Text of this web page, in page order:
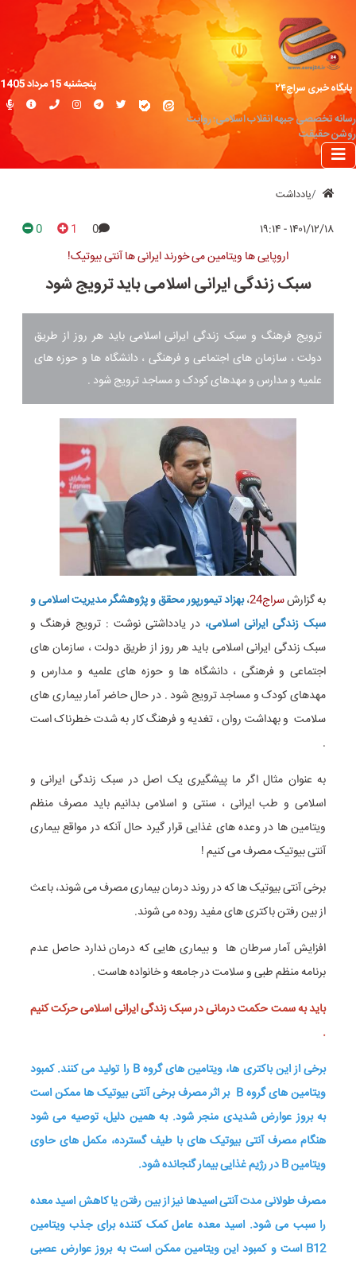
پایگاه خبری سراج۲۴
رسانه تخصصی جبهه انقلاب اسلامی؛ روایت
روشن حقیقت
پنجشنبه 15 مرداد 1405
یادداشت
۱۴۰۱/۱۲/۱۸ - ۱۹:۱۴ 0
1
0
اروپایی ها ویتامین می خورند ایرانی ها آنتی بیوتیک!
سبک زندگی ایرانی اسلامی باید ترویج شود
ترویج فرهنگ و سبک زندگی ایرانی اسلامی باید هر روز از طریق
دولت ، سازمان های اجتماعی و فرهنگی ، دانشگاه ها و حوزه های
علمیه و مدارس و مهدهای کودک و مساجد ترویج شود .
به گزارشسراج24 ،بهزاد تیمورپور محقق و پژوهشگر مدیریت اسلامی و
سبک زندگی ایرانی اسلامی، در یادداشتی نوشت : ترویج فرهنگ و
سبک زندگی ایرانی اسلامی باید هر روز از طریق دولت ، سازمان های
اجتماعی و فرهنگی ، دانشگاه ها و حوزه های علمیه و مدارس و
مهدهای کودک و مساجد ترویج شود . در حال حاضر آمار بیماری های
سلامت و بهداشت روان ، تغدیه و فرهنگ کار به شدت خطرناک است
.
به عنوان مثال اگر ما پیشگیری یک اصل در سبک زندگی ایرانی و
اسلامی و طب ایرانی ، سنتی و اسلامی بدانیم باید مصرف منظم
ویتامین ها در وعده های غذایی قرار گیرد حال آنکه در مواقع بیماری
آنتی بیوتیک مصرف می کنیم !
برخی آنتی بیوتیک ها که در روند درمان بیماری مصرف می شوند، باعث
از بین رفتن باکتری های مفید روده می شوند.
افزایش آمار سرطان ها و بیماری هایی که درمان ندارد حاصل عدم
برنامه منظم طبی و سلامت در جامعه و خانواده هاست .
باید به سمت حکمت درمانی در سبک زندگی ایرانی اسلامی حرکت کنیم
.
برخی از این باکتری ها، ویتامین های گروه B را تولید می کنند. کمبود
ویتامین های گروه B بر اثر مصرف برخی آنتی بیوتیک ها ممکن است
به بروز عوارض شدیدی منجر شود. به همین دلیل، توصیه می شود
هنگام مصرف آنتی بیوتیک های با طیف گسترده، مکمل های حاوی
ویتامین B در رژیم غذایی بیمار گنجانده شود.
مصرف طولانی مدت آنتی اسیدها نیز از بین رفتن یا کاهش اسید معده
را سبب می شود. اسید معده عامل کمک کننده برای جذب ویتامین
B12 است و کمبود این ویتامین ممکن است به بروز عوارض عصبی